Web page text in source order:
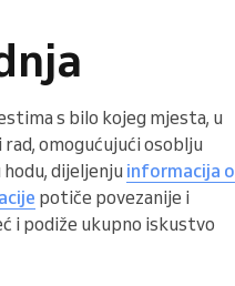
s bilo kojeg mjesta, u
omogućujući osoblju
dijeljenju informacija o
potiče povezanije i
i podiže ukupno iskustvo